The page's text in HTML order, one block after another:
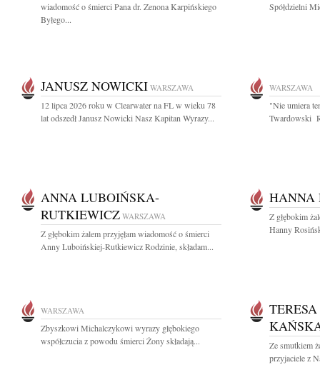
wiadomość o śmierci Pana dr. Zenona Karpińskiego
Byłego...
Spółdzielni
JANUSZ NOWICKI WARSZAWA
12 lipca 2026 roku w Clearwater na FL w wieku 78
lat odszedł Janusz Nowicki Nasz Kapitan Wyrazy...
WARSZAWA
"Nie umiera
Twardowski
ANNA LUBOIŃSKA-
RUTKIEWICZ WARSZAWA
Z głębokim żalem przyjęłam wiadomość o śmierci
Anny Luboińskiej-Rutkiewicz Rodzinie, składam...
HANNA
Z głębokim
Hanny
WARSZAWA
Zbyszkowi Michalczykowi wyrazy głębokiego
współczucia z powodu śmierci Żony składają...
Ze smutkiem
przyjaciele z